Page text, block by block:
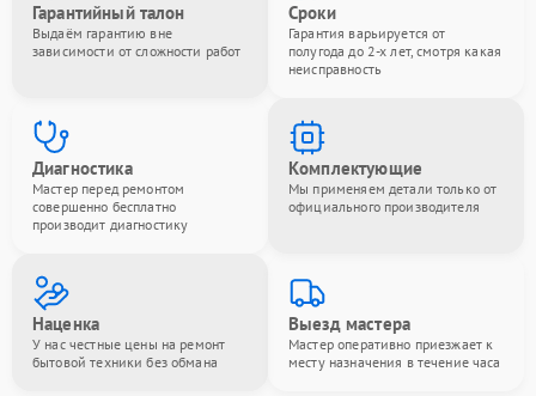
Гарантийный талон
Выдаём гарантию вне
зависимости от сложности работ
Сроки
Гарантия варьируется от
полугода до 2-х лет, смотря какая
неисправность
Диагностика
Мастер перед ремонтом
совершенно бесплатно
производит диагностику
Комплектующие
Мы применяем детали только от
официального производителя
Наценка
У нас честные цены на ремонт
бытовой техники без обмана
Выезд мастера
Мастер оперативно приезжает к
месту назначения в течение часа